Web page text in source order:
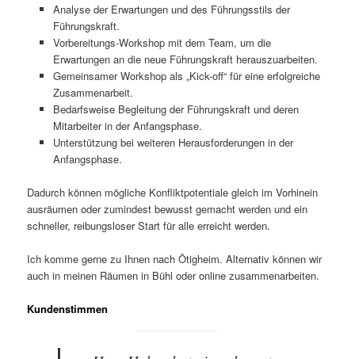
Analyse der Erwartungen und des Führungsstils der
Führungskraft.
Vorbereitungs-Workshop mit dem Team, um die
Erwartungen an die neue Führungskraft herauszuarbeiten.
Gemeinsamer Workshop als „Kick-off“ für eine erfolgreiche
Zusammenarbeit.
Bedarfsweise Begleitung der Führungskraft und deren
Mitarbeiter in der Anfangsphase.
Unterstützung bei weiteren Herausforderungen in der
Anfangsphase.
Dadurch können mögliche Konfliktpotentiale gleich im Vorhinein
ausräumen oder zumindest bewusst gemacht werden und ein
schneller, reibungsloser Start für alle erreicht werden.
Ich komme gerne zu Ihnen nach Ötigheim. Alternativ können wir
auch in meinen Räumen in Bühl oder online zusammenarbeiten.
Kundenstimmen